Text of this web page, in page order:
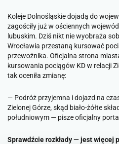
Koleje Dolnośląskie dojadą do
zagościły już w ościennych
lubuskim. Dziś nikt nie wyobraża
Wrocławia przestaną kursować
przewoźnika. Oficjalna strona
kursowania pociągów KD w relacji
tak oceniła zmianę:
— Podróż przyjemna i dojazd na
Zielonej Górze, skąd biało-żółte
południowym — pisze oficjalny
Sprawdźcie rozkłady — jest więcej